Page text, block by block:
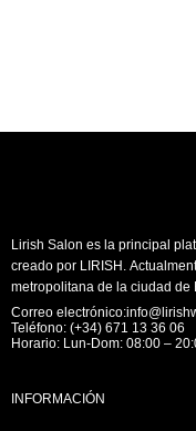
Lirish Salon es la principal
creado por LIRISH.
metropolitana de la ciudad de
Correo
Teléfono: (+34) 671 13 36 06
Horario: Lun-Dom: 08:00 –
INFORMACIÓN